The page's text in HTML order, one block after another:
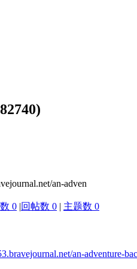
an-adven
0 |回帖数 0 | 主题数 0
an-adventure-